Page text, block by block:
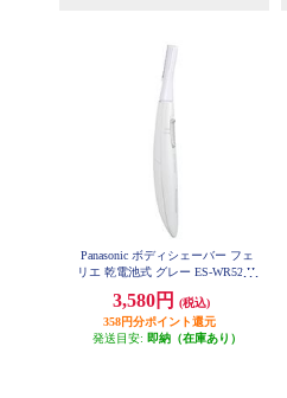
Panasonic ボディシェーバー フェ
リエ 乾電池式 グレー ES-WR52-H
3,580円
(税込)
358円分ポイント還元
発送目安: 即納（在庫あり）